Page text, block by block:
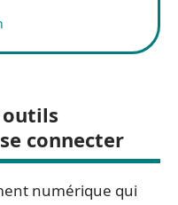
outils
connecter
numérique qui